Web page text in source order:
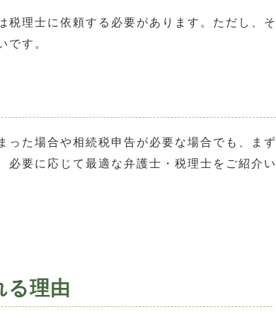
理士に依頼する必要があります。ただし、そ
です。
た場合や相続税申告が必要な場合でも、まず
要に応じて最適な弁護士・税理士をご紹介い
る理由